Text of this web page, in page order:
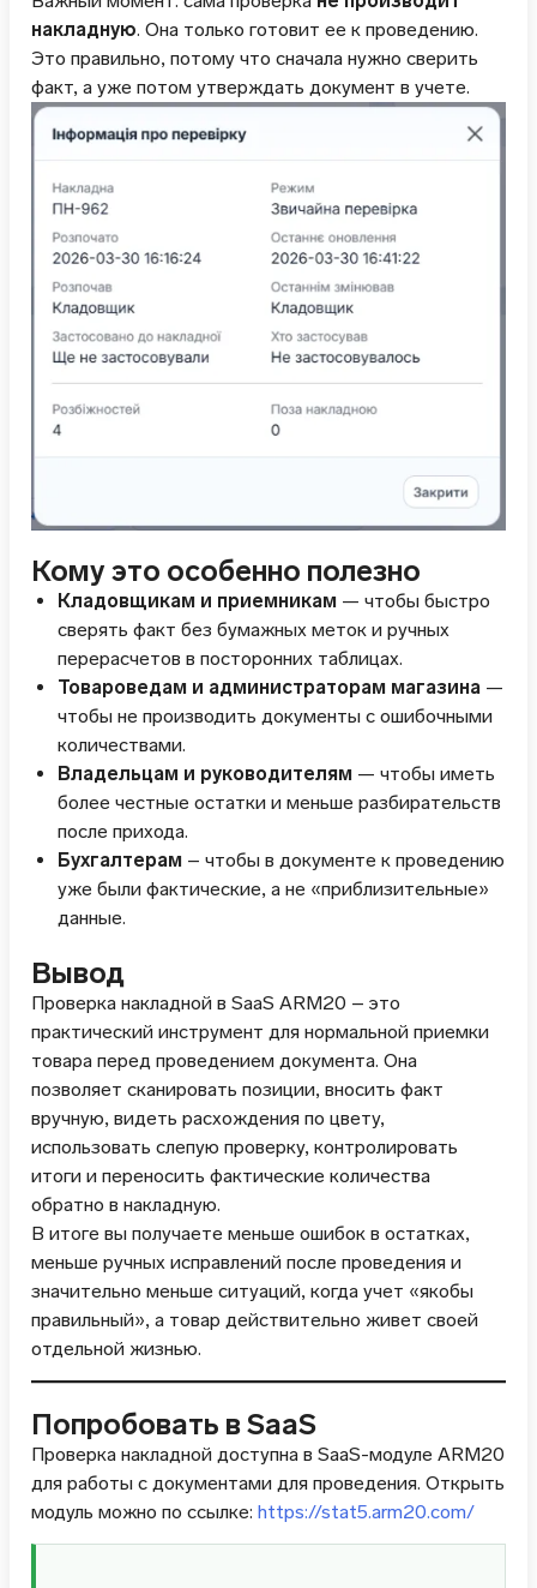
накладную. Она только готовит ее к проведению.
Это правильно, потому что сначала нужно сверить
факт, а уже потом утверждать документ в учете.
Кому это особенно полезно
Кладовщикам и приемникам — чтобы быстро
сверять факт без бумажных меток и ручных
перерасчетов в посторонних таблицах.
Товароведам и администраторам магазина —
чтобы не производить документы с ошибочными
количествами.
Владельцам и руководителям — чтобы иметь
более честные остатки и меньше разбирательств
после прихода.
Бухгалтерам – чтобы в документе к проведению
уже были фактические, а не «приблизительные»
данные.
Вывод
Проверка накладной в SaaS ARM20 – это
практический инструмент для нормальной приемки
товара перед проведением документа. Она
позволяет сканировать позиции, вносить факт
вручную, видеть расхождения по цвету,
использовать слепую проверку, контролировать
итоги и переносить фактические количества
обратно в накладную.
В итоге вы получаете меньше ошибок в остатках,
меньше ручных исправлений после проведения и
значительно меньше ситуаций, когда учет «якобы
правильный», а товар действительно живет своей
отдельной жизнью.
Попробовать в SaaS
Проверка накладной доступна в SaaS-модуле ARM20
для работы с документами для проведения. Открыть
модуль можно по ссылке: https://stat5.arm20.com/